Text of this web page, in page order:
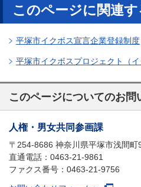
このページに関連す
平塚市イクボス宣言企業登録制度
平塚市イクボスプロジェクト（イ
このページについてのお問
人権・男女共同参画課
〒254-8686 神奈川県平塚市浅間町
直通電話：0463-21-9861
ファクス番号：0463-21-9756